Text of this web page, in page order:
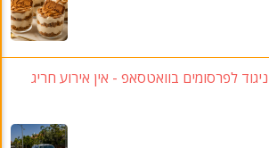
לפרסומים בוואטסאפ - אין אירוע חריג